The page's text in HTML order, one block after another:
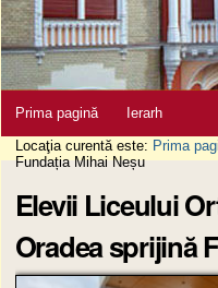
Prima pagină Ierarh
Locaţia curentă este: Prima
Fundația Mihai Neșu
Elevii Liceului
Oradea sprijină